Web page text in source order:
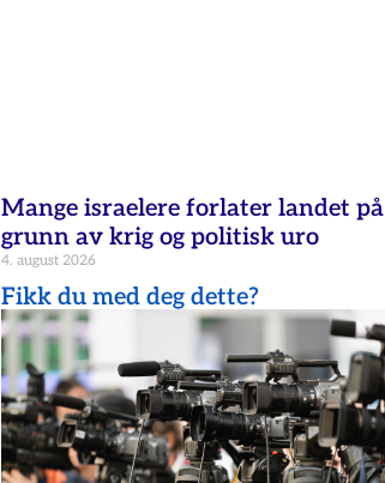
Mange israelere forlater landet på
grunn av krig og politisk uro
4. august 2026
Fikk du med deg dette?